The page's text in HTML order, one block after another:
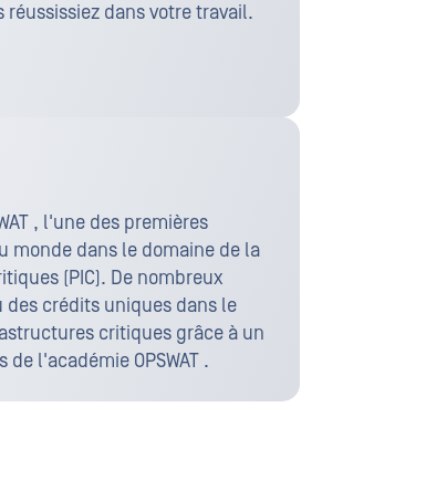
dans votre travail.
, l'une des premières
monde dans le domaine de la
(PIC). De nombreux
des crédits uniques dans le
critiques grâce à un
l'académie OPSWAT .